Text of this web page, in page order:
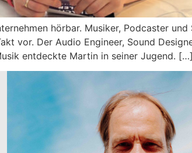
hörbar. Musiker, Podcaster und
vor. Der Audio Engineer, Sound
entdeckte Martin in seiner Jugend. […]